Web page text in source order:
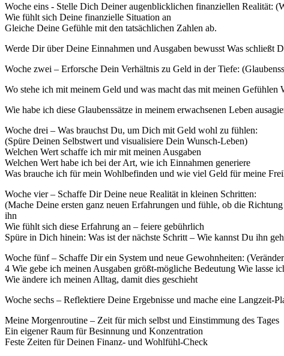
Woche eins - Stelle Dich Deiner augenblicklichen finanziellen Realität:
Wie fühlt sich Deine finanzielle Situation an
Gleiche Deine Gefühle mit den tatsächlichen Zahlen ab.
Werde Dir über Deine Einnahmen und Ausgaben bewusst Was schließt
Woche zwei – Erforsche Dein Verhältnis zu Geld in der Tiefe:
Wo stehe ich mit meinem Geld und was macht das mit meinen Gefühlen
Wie habe ich diese Glaubenssätze in meinem erwachsenen Leben
Woche drei – Was brauchst Du, um Dich mit Geld wohl zu fühlen:
(Spüre Deinen Selbstwert und visualisiere Dein Wunsch-Leben)
Welchen Wert schaffe ich mir mit meinen Ausgaben
Welchen Wert habe ich bei der Art, wie ich Einnahmen generiere
Was brauche ich für mein Wohlbefinden und wie viel Geld für meine
Woche vier – Schaffe Dir Deine neue Realität in kleinen Schritten:
(Mache Deine ersten ganz neuen Erfahrungen und fühle, ob die
ihn
Wie fühlt sich diese Erfahrung an – feiere gebührlich
Spüre in Dich hinein: Was ist der nächste Schritt – Wie kannst Du ihn
Woche fünf – Schaffe Dir ein System und neue Gewohnheiten:
4 Wie gebe ich meinen Ausgaben größt-mögliche Bedeutung Wie lasse
Wie ändere ich meinen Alltag, damit dies geschieht
Woche sechs – Reflektiere Deine Ergebnisse und mache eine Langzeit-
Meine Morgenroutine – Zeit für mich selbst und Einstimmung des Tages
Ein eigener Raum für Besinnung und Konzentration
Feste Zeiten für Deinen Finanz- und Wohlfühl-Check